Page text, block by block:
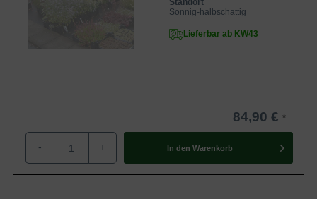
Standort
Sonnig-halbschattig
Lieferbar ab KW43
84,90 €
- + In den Warenkorb